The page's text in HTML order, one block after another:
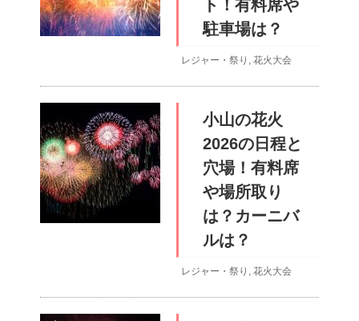
ト！有料席や
駐車場は？
レジャー・祭り , 花火大会
小山の花火
2026の日程と
穴場！有料席
や場所取り
は？カーニバ
ルは？
レジャー・祭り , 花火大会